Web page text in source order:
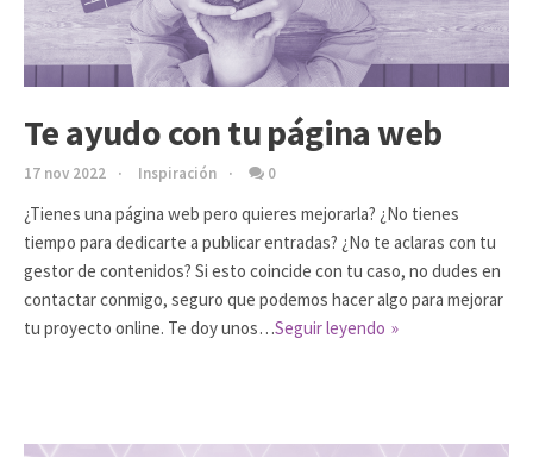
Te ayudo con tu página web
17 nov 2022 Inspiración 0
¿Tienes una página web pero quieres mejorarla? ¿No tienes
tiempo para dedicarte a publicar entradas? ¿No te aclaras con tu
gestor de contenidos? Si esto coincide con tu caso, no dudes en
contactar conmigo, seguro que podemos hacer algo para mejorar
tu proyecto online. Te doy unos…Seguir leyendo